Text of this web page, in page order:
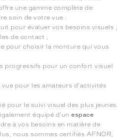
une gamme complète de
soin de votre vue :
pour évaluer vos besoins visuels ;
de contact ;
pour choisir la monture qui vous
progressifs pour un confort visuel
pour les amateurs d'activités
pour le suivi visuel des plus jeunes.
équipé d'unespace
à vos besoins en matière de
nous sommes certifiés AFNOR,